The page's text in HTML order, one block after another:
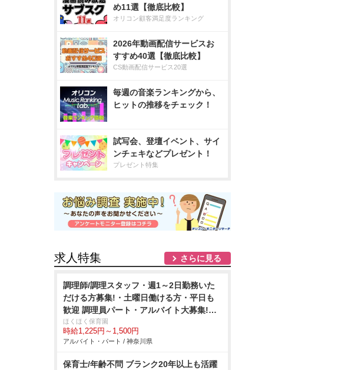
め11選【徹底比較】
オリコン顧客満足度ランキング
2026年動画配信サービスお
すすめ40選【徹底比較】
CS動画配信サービス20選
毎週の音楽ランキングから、
ヒットの推移をチェック！
試写会、登壇イベント、サイ
ンチェキなどプレゼント！
プレゼント特集
求人特集 さらに見る
調理師/調理スタッフ・週1～2日勤務いた
だける方募集!・土曜日働ける方・平日も
歓迎 調理員パート・アルバイト大募集!小
規模保育園
ほくほく保育園
時給1,225円～1,500円
アルバイト・パート / 神奈川県
保育士/年齢不問 ブランク20年以上も活躍